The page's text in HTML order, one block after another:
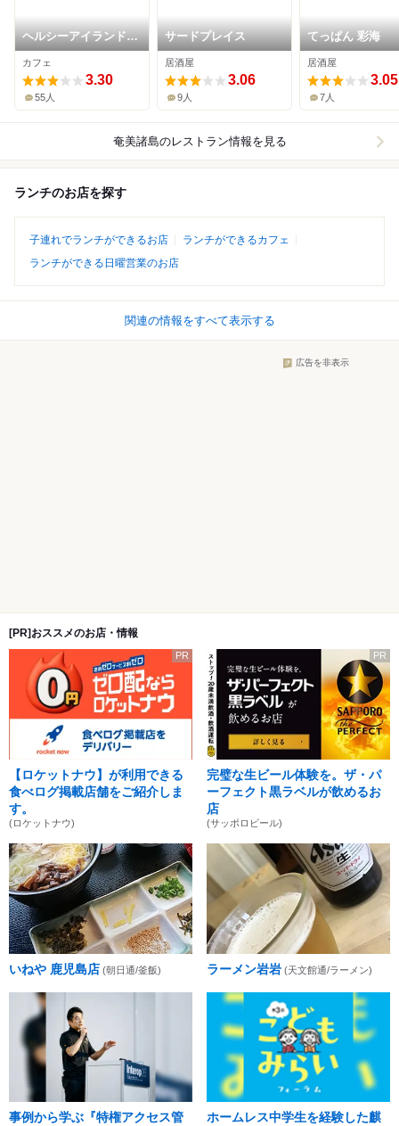
ヘルシーアイランドカ
フェ 奄美店
カフェ
3.30
55人
サードプレイス
居酒屋
3.06
9人
てっぱん 彩海
居酒屋
3.05
7人
奄美諸島のレストラン情報を見る
ランチのお店を探す
子連れでランチができるお店
ランチができるカフェ
ランチができる日曜営業のお店
関連の情報をすべて表示する
広告を非表示
[PR]おススメのお店・情報
PR
【ロケットナウ】が利用できる
食べログ掲載店舗をご紹介しま
す。
(ロケットナウ)
PR
完璧な生ビール体験を。ザ・パ
ーフェクト黒ラベルが飲めるお
店
(サッポロビール)
いねや 鹿児島店 (朝日通/釜飯) ラーメン岩岩 (天文館通/ラーメン)
事例から学ぶ『特権アクセス管
ホームレス中学生を経験した麒